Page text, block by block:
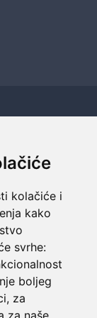
kolačiće i
kako
svrhe:
boljeg
, za
za naše